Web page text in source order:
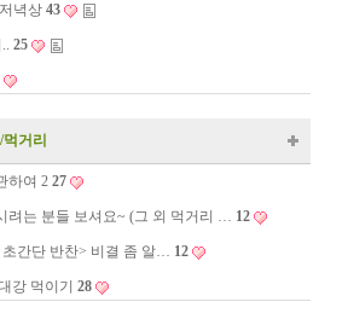
녁상 43
25
거리
하여 2 27
려는 분들 보셔요~ (그 외 먹거리 … 12
간단 반찬> 비결 좀 알… 12
강 먹이기 28